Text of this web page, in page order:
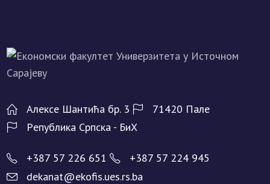
Алeксe Шантића бр. 3
71420 Палe
Рeпублика Српска - БиХ
+387 57 226 651
+387 57 224 945
dekanat@ekofis.ues.rs.ba